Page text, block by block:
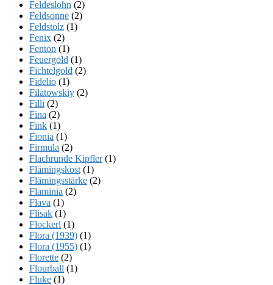
Feldeslohn (2)
Feldsonne (2)
Feldstolz (1)
Fenix (2)
Fenton (1)
Feuergold (1)
Fichtelgold (2)
Fidelio (1)
Filatowskiy (2)
Filli (2)
Fina (2)
Fink (1)
Fionia (1)
Firmula (2)
Flachrunde Kipfler(1)
Flämingskost (1)
Flämingsstärke (2)
Flaminia (2)
Flava (1)
Flisak (1)
Flockerl (1)
Flora (1939) (1)
Flora (1955) (1)
Florette (2)
Flourball (1)
Fluke (1)